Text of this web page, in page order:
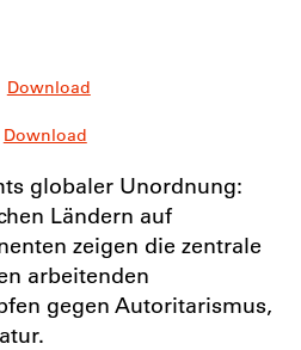
Download
Download
globaler Unordnung:
Ländern auf
zeigen die zentrale
arbeitenden
gegen Autoritarismus,